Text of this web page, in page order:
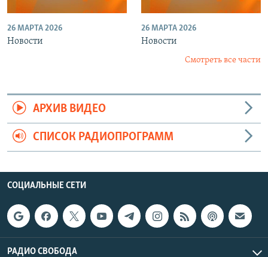
26 МАРТА 2026
Новости
26 МАРТА 2026
Новости
Смотреть все части
АРХИВ ВИДЕО
СПИСОК РАДИОПРОГРАММ
СОЦИАЛЬНЫЕ СЕТИ
РАДИО СВОБОДА